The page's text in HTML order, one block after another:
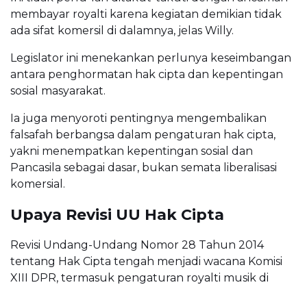
membayar royalti karena kegiatan demikian tidak
ada sifat komersil di dalamnya, jelas Willy.
Legislator ini menekankan perlunya keseimbangan
antara penghormatan hak cipta dan kepentingan
sosial masyarakat.
Ia juga menyoroti pentingnya mengembalikan
falsafah berbangsa dalam pengaturan hak cipta,
yakni menempatkan kepentingan sosial dan
Pancasila sebagai dasar, bukan semata liberalisasi
komersial.
Upaya Revisi UU Hak Cipta
Revisi Undang-Undang Nomor 28 Tahun 2014
tentang Hak Cipta tengah menjadi wacana Komisi
XIII DPR, termasuk pengaturan royalti musik di